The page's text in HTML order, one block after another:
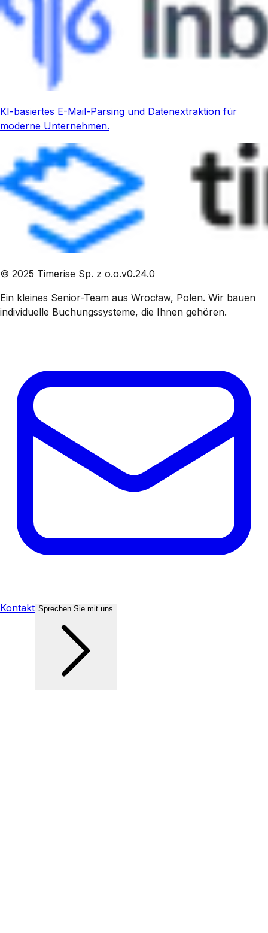
KI-basiertes E-Mail-Parsing und Datenextraktion für
moderne Unternehmen.
© 2025 Timerise Sp. z o.o.v0.24.0
Ein kleines Senior-Team aus Wrocław, Polen. Wir bauen
individuelle Buchungssysteme, die Ihnen gehören.
Kontakt Sprechen Sie mit uns